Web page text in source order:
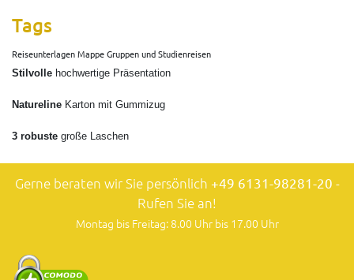
Tags
Reiseunterlagen Mappe Gruppen und Studienreisen
Stilvolle hochwertige Präsentation
Natureline Karton mit Gummizug
3 robuste große Laschen
Gerne beraten wir Sie persönlich +49 6131-98281-20 -
Rufen Sie an!
Montag bis Freitag: 8.00 Uhr bis 17.00 Uhr